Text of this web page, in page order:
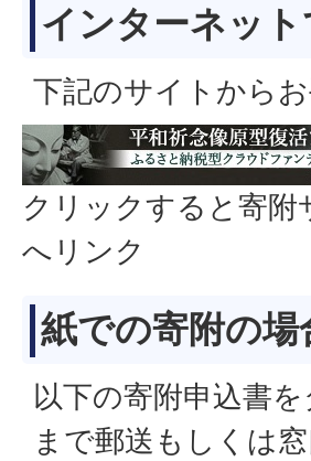
インターネッ
下記のサイトから
クリックすると寄
へリンク
紙での寄附の場
以下の寄附申込書
まで郵送もしくは